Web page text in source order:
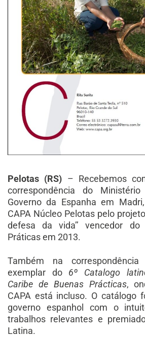
Pelotas (RS) – Recebemos
correspondência do
Governo da Espanha em
CAPA Núcleo Pelotas pelo
defesa da vida’’ vencedor
Práticas em 2013.
Também na
exemplar do 6º Catalogo
Caribe de Buenas Prácticas,
CAPA está incluso. O catálogo
governo espanhol com o
trabalhos relevantes e
Latina.